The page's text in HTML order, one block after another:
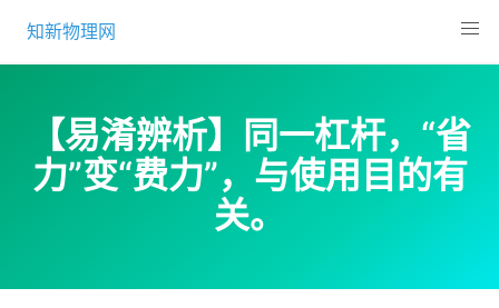
content
知新物理网
【易淆辨析】同一杠杆，“省
力”变“费力”，与使用目的有
关。